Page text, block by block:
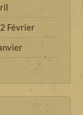
Février